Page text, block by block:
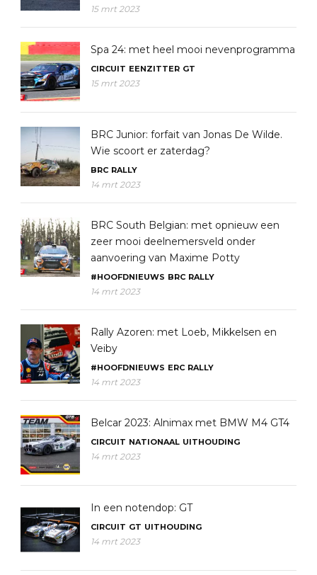
15 mrt 2023
Spa 24: met heel mooi nevenprogramma
CIRCUIT EENZITTER GT
15 mrt 2023
BRC Junior: forfait van Jonas De Wilde.
Wie scoort er zaterdag?
BRC RALLY
14 mrt 2023
BRC South Belgian: met opnieuw een
zeer mooi deelnemersveld onder
aanvoering van Maxime Potty
#HOOFDNIEUWS BRC RALLY
14 mrt 2023
Rally Azoren: met Loeb, Mikkelsen en
Veiby
#HOOFDNIEUWS ERC RALLY
14 mrt 2023
Belcar 2023: Alnimax met BMW M4 GT4
CIRCUIT NATIONAAL UITHOUDING
14 mrt 2023
In een notendop: GT
CIRCUIT GT UITHOUDING
14 mrt 2023